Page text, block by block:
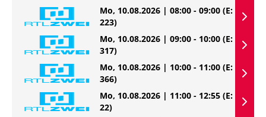
Mo, 10.08.2026 | 08:00 - 09:00 (E:
223)
Mo, 10.08.2026 | 09:00 - 10:00 (E:
317)
Mo, 10.08.2026 | 10:00 - 11:00 (E:
366)
Mo, 10.08.2026 | 11:00 - 12:55 (E:
22)